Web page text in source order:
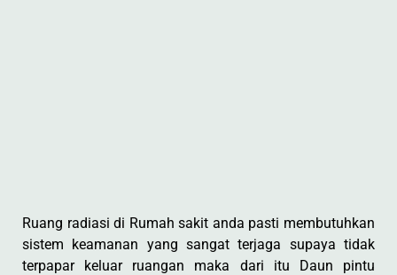
Ruang radiasi di Rumah sakit anda pasti membutuhkan
sistem keamanan yang sangat terjaga supaya tidak
terpapar keluar ruangan maka dari itu Daun pintu